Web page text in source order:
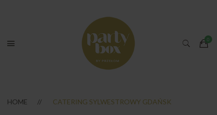
HOME CATERING SYLWESTROWY GDAŃSK